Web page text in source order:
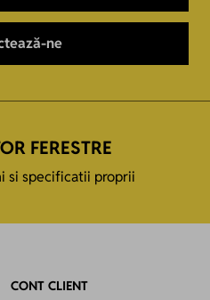
ne
FERESTRE
si specificatii proprii
CONT CLIENT